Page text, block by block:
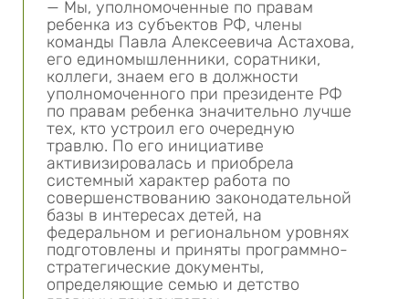
— Мы, уполномоченные по правам
ребенка из субъектов РФ, члены
команды Павла Алексеевича Астахова,
его единомышленники, соратники,
коллеги, знаем его в должности
уполномоченного при президенте РФ
по правам ребенка значительно лучше
тех, кто устроил его очередную
травлю. По его инициативе
активизировалась и приобрела
системный характер работа по
совершенствованию законодательной
базы в интересах детей, на
федеральном и региональном уровнях
подготовлены и приняты программно-
стратегические документы,
определяющие семью и детство